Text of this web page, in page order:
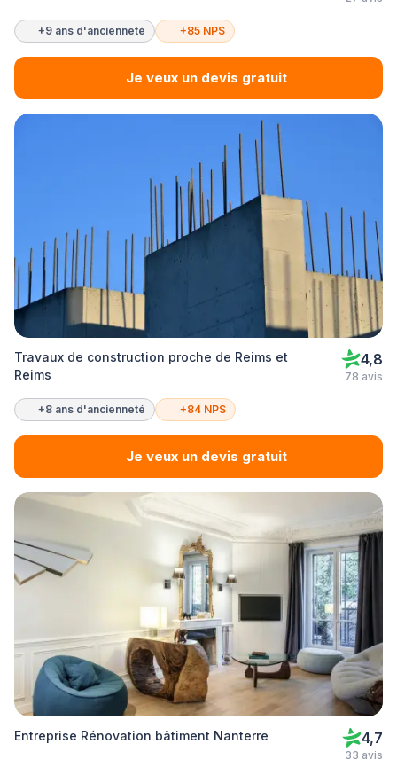
+9 ans d'ancienneté +85 NPS
Je veux un devis gratuit
Travaux de construction proche de Reims et
Reims
4,8
78 avis
+8 ans d'ancienneté +84 NPS
Je veux un devis gratuit
Entreprise Rénovation bâtiment Nanterre 4,7
33 avis